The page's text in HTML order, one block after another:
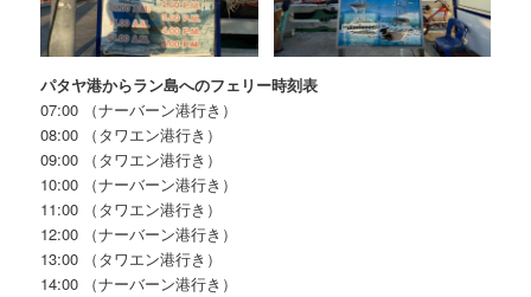
パタヤ港からラン島へのフェリー時刻表
07:00 （ナーバーン港行き）
08:00 （タワエン港行き）
09:00 （タワエン港行き）
10:00 （ナーバーン港行き）
11:00 （タワエン港行き）
12:00 （ナーバーン港行き）
13:00 （タワエン港行き）
14:00 （ナーバーン港行き）